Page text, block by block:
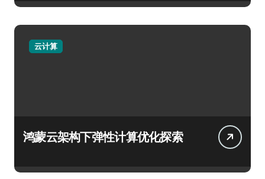
云计算
鸿蒙云架构下弹性计算优化探索